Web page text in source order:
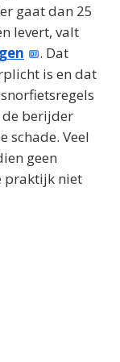
gaat dan 25
levert, valt
. Dat
is en dat
de berijder
schade. Veel
geen
praktijk niet